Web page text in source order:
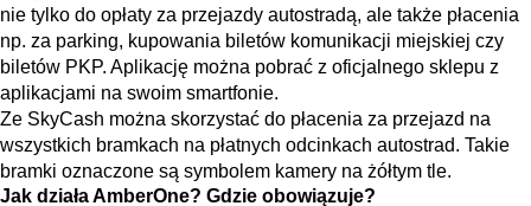
nie tylko do opłaty za przejazdy autostradą, ale także płacenia
np. za parking, kupowania biletów komunikacji miejskiej czy
biletów PKP. Aplikację można pobrać z oficjalnego sklepu z
aplikacjami na swoim smartfonie.
Ze SkyCash można skorzystać do płacenia za przejazd na
wszystkich bramkach na płatnych odcinkach autostrad. Takie
bramki oznaczone są symbolem kamery na żółtym tle.
Jak działa AmberOne? Gdzie obowiązuje?